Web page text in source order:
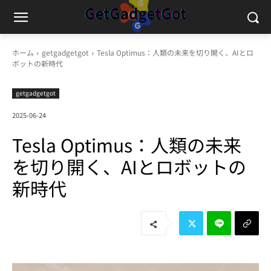
ホーム getgadgetgot
Tesla Optimus：人類の未来を切り開く、AIとロ
ボットの新時代
getgadgetgot
2025-06-24
Tesla Optimus：人類の未来
を切り開く、AIとロボットの
新時代